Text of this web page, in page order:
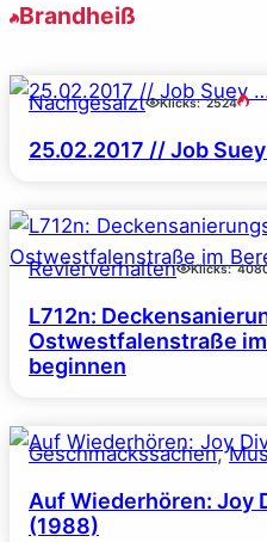
Brandheiß
Nachgesalzt Klicks: 2524
25.02.2017 // Job
Revierverhalten Klicks:
L712n:
Ostwestfalenstraße
beginnen
Geschmackssachen,
Auf Wiederhören: Joy
(1988)